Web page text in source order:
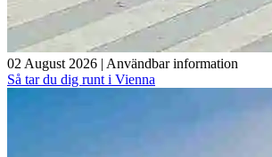
02 August 2026 | Användbar information
Så tar du dig runt i Vienna